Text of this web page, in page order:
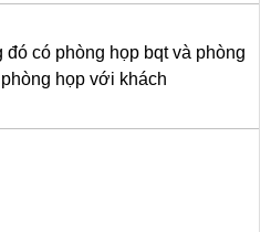
có phòng họp bqt và phòng
họp với khách